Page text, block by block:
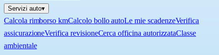
Servizi auto▾
Calcola rimborso kmCalcolo bollo autoLe mie scadenzeVerifica
assicurazioneVerifica revisioneCerca officina autorizzataClasse
ambientale